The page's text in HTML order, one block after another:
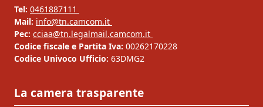
Tel: 0461887111
Mail: info@tn.camcom.it
Pec: cciaa@tn.legalmail.camcom.it
Codice fiscale e Partita Iva: 00262170228
Codice Univoco Ufficio: 63DMG2
La camera trasparente